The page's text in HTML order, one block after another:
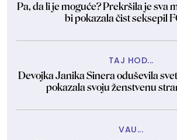
Pa, da li je moguće? Prekršila je sva
bi pokazala čist seksepil
TAJ HOD...
Devojka Janika Sinera oduševila
pokazala svoju ženstvenu
VAU...